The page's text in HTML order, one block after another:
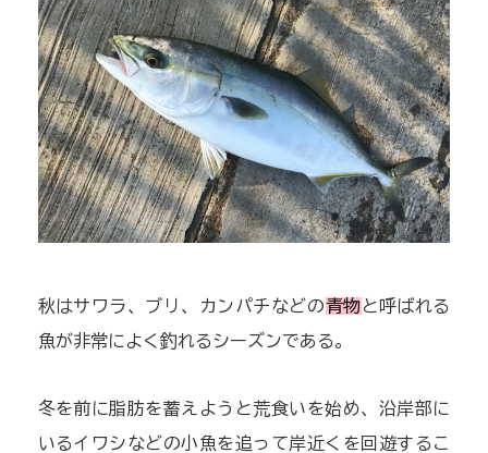
秋はサワラ、ブリ、カンパチなどの青物 と呼ばれる
魚が非常によく釣れるシーズンである。
冬を前に脂肪を蓄えようと荒食いを始め、沿岸部に
いるイワシなどの小魚を追って岸近くを回遊するこ